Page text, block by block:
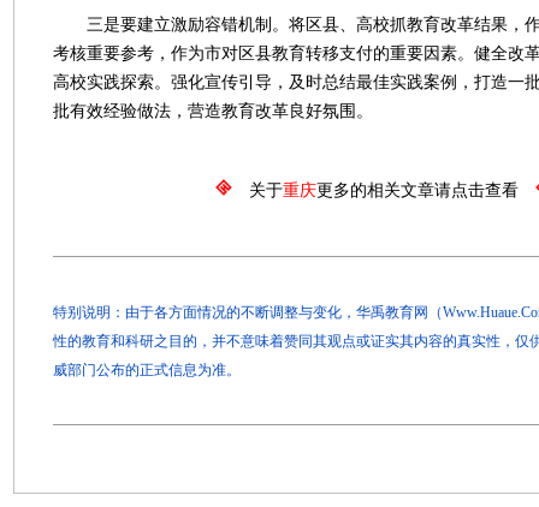
三是要建立激励容错机制。将区县、高校抓教育改革结果，
考核重要参考，作为市对区县教育转移支付的重要因素。健全改
高校实践探索。强化宣传引导，及时总结最佳实践案例，打造一
批有效经验做法，营造教育改革良好氛围。
关于重庆更多的相关文章请点击查看
特别说明：由于各方面情况的不断调整与变化，华禹教育网（
性的教育和科研之目的，并不意味着赞同其观点或证实其内容的真实性，仅
威部门公布的正式信息为准。